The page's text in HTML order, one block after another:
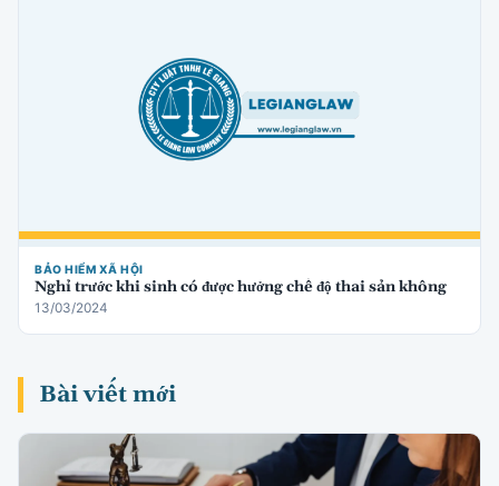
BẢO HIỂM XÃ HỘI
Nghỉ trước khi sinh có được hưởng chế độ thai sản không
13/03/2024
Bài viết mới